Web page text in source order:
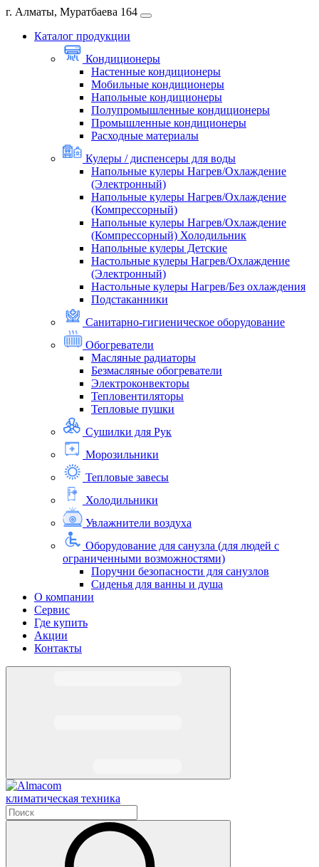
г. Алматы, Муратбаева 164
Каталог продукции
Кондиционеры
Настенные кондиционеры
Мобильные кондиционеры
Напольные кондиционеры
Полупромышленные кондиционеры
Промышленные кондиционеры
Расходные материалы
Кулеры / диспенсеры для воды
Напольные кулеры Нагрев/Охлаждение
(Электронный)
Напольные кулеры Нагрев/Охлаждение
(Компрессорный)
Напольные кулеры Нагрев/Охлаждение
(Компрессорный) Холодильник
Напольные кулеры Детские
Настольные кулеры Нагрев/Охлаждение
(Электронный)
Настольные кулеры Нагрев/Без охлаждения
Подстаканники
Санитарно-гигиеническое оборудование
Обогреватели
Масляные радиаторы
Безмасляные обогреватели
Электроконвекторы
Тепловентиляторы
Тепловые пушки
Сушилки для Рук
Морозильники
Тепловые завесы
Холодильники
Увлажнители воздуха
Оборудование для санузла (для людей с
ограниченными возможностями)
Поручни безопасности для санузлов
Сиденья для ванны и душа
О компании
Сервис
Где купить
Акции
Контакты
климатическая техника